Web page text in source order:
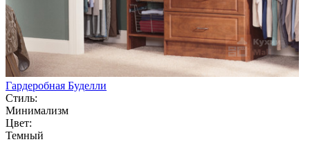
Гардеробная Буделли
Стиль:
Минимализм
Цвет:
Темный